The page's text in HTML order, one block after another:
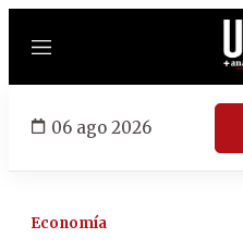
Menú
06 ago 2026
Economía